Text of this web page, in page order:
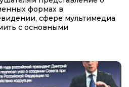
формах в
сфере мультимедиа
с основными